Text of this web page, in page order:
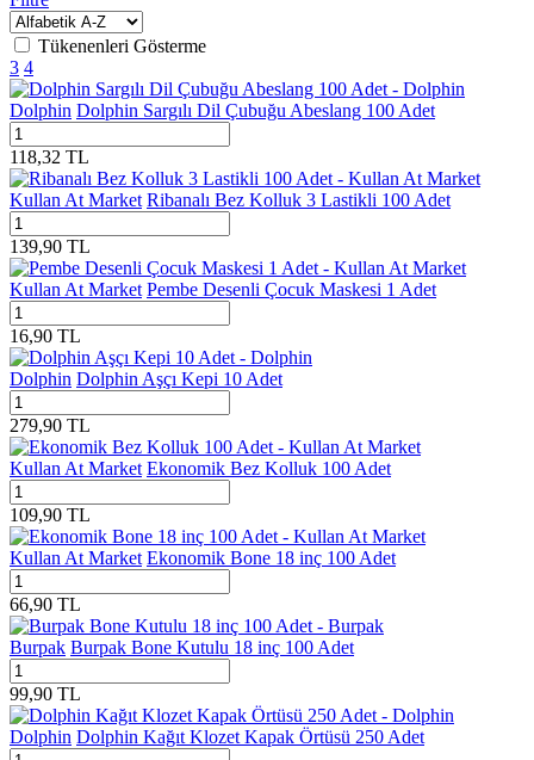
Tükenenleri Gösterme
3 4
Dolphin Dolphin Sargılı Dil Çubuğu Abeslang 100 Adet
118,32 TL
Kullan At Market Ribanalı Bez Kolluk 3 Lastikli 100 Adet
139,90 TL
Kullan At Market Pembe Desenli Çocuk Maskesi 1 Adet
16,90 TL
Dolphin Dolphin Aşçı Kepi 10 Adet
279,90 TL
Kullan At Market Ekonomik Bez Kolluk 100 Adet
109,90 TL
Kullan At Market Ekonomik Bone 18 inç 100 Adet
66,90 TL
Burpak Burpak Bone Kutulu 18 inç 100 Adet
99,90 TL
Dolphin Dolphin Kağıt Klozet Kapak Örtüsü 250 Adet